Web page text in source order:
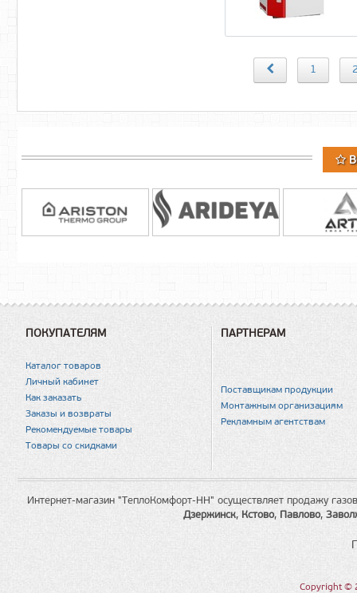
1
ПОКУПАТЕЛЯМ
Каталог товаров
Личный кабинет
Как заказать
Заказы и возвраты
Рекомендуемые товары
Товары со скидками
ПАРТНЕРАМ
Поставщикам продукции
Монтажным организациям
Рекламным агентствам
Интернет-магазин "ТеплоКомфорт-НН" осуществляет продажу
Дзержинск, Кстово, Павлово,
Copyright ©